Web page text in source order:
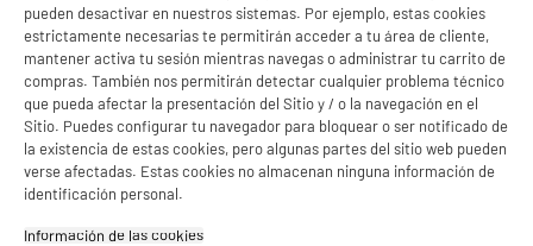
pueden desactivar en nuestros sistemas. Por ejemplo, estas cookies
estrictamente necesarias te permitirán acceder a tu área de cliente,
mantener activa tu sesión mientras navegas o administrar tu carrito de
compras. También nos permitirán detectar cualquier problema técnico
que pueda afectar la presentación del Sitio y / o la navegación en el
Sitio. Puedes configurar tu navegador para bloquear o ser notificado de
la existencia de estas cookies, pero algunas partes del sitio web pueden
verse afectadas. Estas cookies no almacenan ninguna información de
identificación personal.
Información de las cookies‎